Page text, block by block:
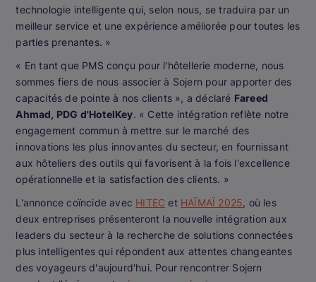
technologie intelligente qui, selon nous, se traduira par un
meilleur service et une expérience améliorée pour toutes les
parties prenantes. »
« En tant que PMS conçu pour l'hôtellerie moderne, nous
sommes fiers de nous associer à Sojern pour apporter des
capacités de pointe à nos clients », a déclaré Fareed
Ahmad, PDG d'HotelKey. « Cette intégration reflète notre
engagement commun à mettre sur le marché des
innovations les plus innovantes du secteur, en fournissant
aux hôteliers des outils qui favorisent à la fois l'excellence
opérationnelle et la satisfaction des clients. »
L'annonce coïncide avec HITEC et HAÏMAÏ 2025, où les
deux entreprises présenteront la nouvelle intégration aux
leaders du secteur à la recherche de solutions connectées
plus intelligentes qui répondent aux attentes changeantes
des voyageurs d'aujourd'hui. Pour rencontrer Sojern